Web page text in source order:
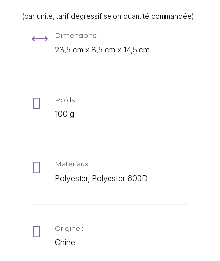
(par unité, tarif dégressif selon quantité commandée)
, Dimensions :
23,5 cm x 8,5 cm x 14,5 cm
 Poids :
100 g.
 Matériaux :
Polyester, Polyester 600D
 Origine :
Chine